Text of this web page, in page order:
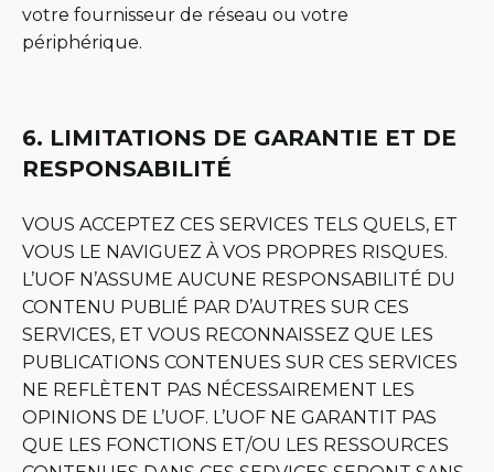
votre fournisseur de réseau ou votre
périphérique.
6. LIMITATIONS DE GARANTIE ET DE
RESPONSABILITÉ
VOUS ACCEPTEZ CES SERVICES TELS QUELS, ET
VOUS LE NAVIGUEZ À VOS PROPRES RISQUES.
L’UOF N’ASSUME AUCUNE RESPONSABILITÉ DU
CONTENU PUBLIÉ PAR D’AUTRES SUR CES
SERVICES, ET VOUS RECONNAISSEZ QUE LES
PUBLICATIONS CONTENUES SUR CES SERVICES
NE REFLÈTENT PAS NÉCESSAIREMENT LES
OPINIONS DE L’UOF. L’UOF NE GARANTIT PAS
QUE LES FONCTIONS ET/OU LES RESSOURCES